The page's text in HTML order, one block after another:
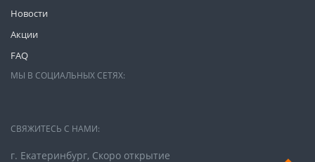
Новости
Акции
FAQ
МЫ В СОЦИАЛЬНЫХ СЕТЯХ:
СВЯЖИТЕСЬ С НАМИ:
г. Екатеринбург, Скоро открытие